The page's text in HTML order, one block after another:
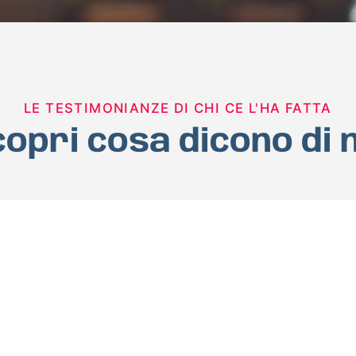
LE TESTIMONIANZE DI CHI CE L'HA FATTA
cosa dicono di